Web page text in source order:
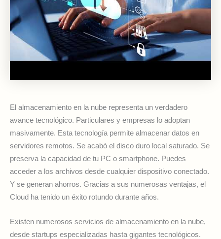
El almacenamiento en la nube representa un verdadero
avance tecnológico. Particulares y empresas lo adoptan
masivamente. Esta tecnología permite almacenar datos en
servidores remotos. Se acabó el disco duro local saturado. Se
preserva la capacidad de tu PC o smartphone. Puedes
acceder a los archivos desde cualquier dispositivo conectado.
Y se generan ahorros. Gracias a sus numerosas ventajas, el
Cloud ha tenido un éxito rotundo durante años.
Existen numerosos servicios de almacenamiento en la nube,
desde startups especializadas hasta gigantes tecnológicos.